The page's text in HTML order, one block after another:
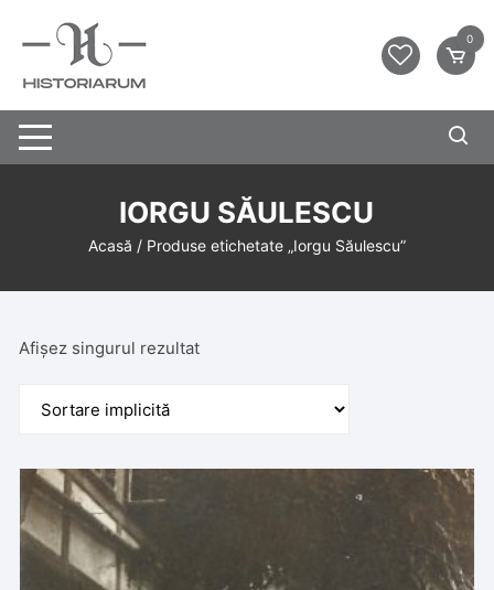
0
IORGU SĂULESCU
Acasă / Produse etichetate „Iorgu Săulescu”
Afișez singurul rezultat